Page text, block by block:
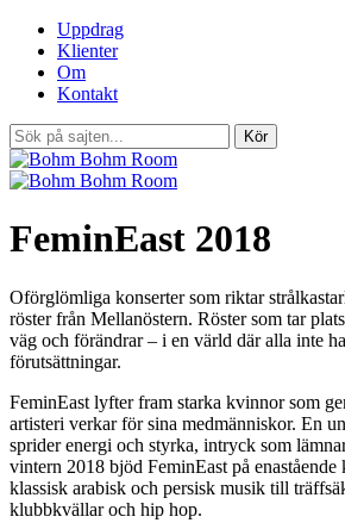
Uppdrag
Klienter
Om
Kontakt
FeminEast 2018
Oförglömliga konserter som riktar
röster från Mellanöstern. Röster som tar
väg och förändrar – i en värld där alla inte
förutsättningar.
FeminEast lyfter fram starka kvinnor som
artisteri verkar för sina medmänniskor. En
sprider energi och styrka, intryck som
vintern 2018 bjöd FeminEast på enastående
klassisk arabisk och persisk musik till
klubbkvällar och hip hop.